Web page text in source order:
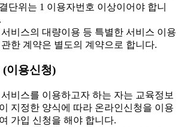
단위는 1 이용자번호 이상이어야 합니
비스의 대량이용 등 특별한 서비스 이용
관한 계약은 별도의 계약으로 합니다.
(이용신청)
비스를 이용하고자 하는 자는 교육정보
지정한 양식에 따라 온라인신청을 이용
가입 신청을 해야 합니다.